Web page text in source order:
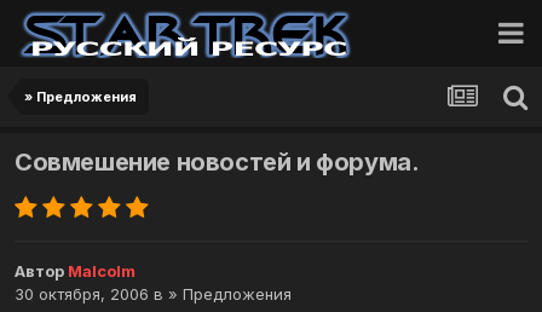
» Предложения
Совмешение новостей и форума.
Автор Malcolm
30 октября, 2006 в » Предложения